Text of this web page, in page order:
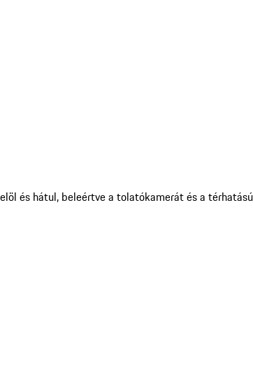
és hátul, beleértve a tolatókamerát és a